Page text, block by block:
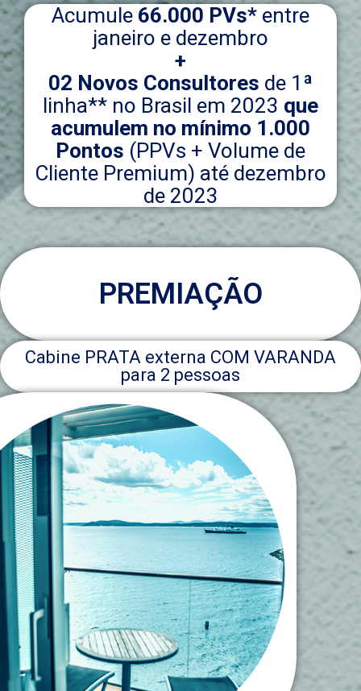
Acumule 66.000 PVs* entre
janeiro e dezembro
+
02 Novos Consultores de 1ª
linha** no Brasil em 2023 que
acumulem no mínimo 1.000
Pontos (PPVs + Volume de
Cliente Premium) até dezembro
de 2023
PREMIAÇÃO
Cabine PRATA externa COM VARANDA
para 2 pessoas